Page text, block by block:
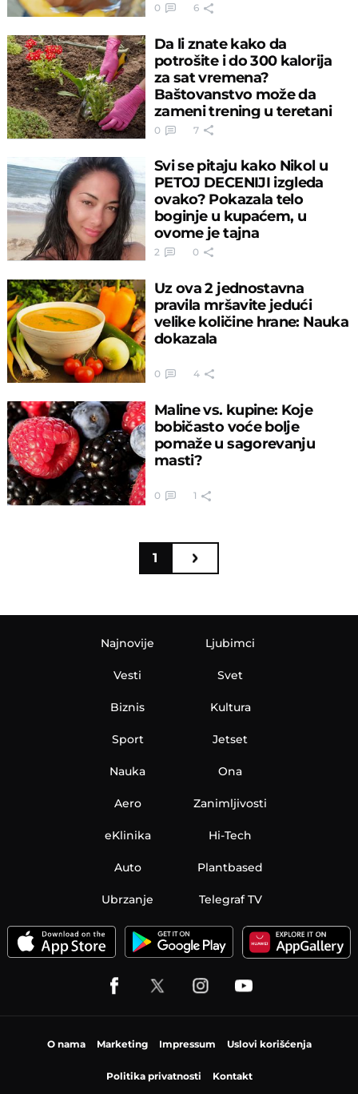
0 6
Da li znate kako da
potrošite i do 300 kalorija
za sat vremena?
Baštovanstvo može da
zameni trening u teretani
0 7
Svi se pitaju kako Nikol u
PETOJ DECENIJI izgleda
ovako? Pokazala telo
boginje u kupaćem, u
ovome je tajna
2 0
Uz ova 2 jednostavna
pravila mršavite jedući
velike količine hrane: Nauka
dokazala
0 4
Maline vs. kupine: Koje
bobičasto voće bolje
pomaže u sagorevanju
masti?
0 1
1
Najnovije
Vesti
Biznis
Sport
Nauka
Aero
Ljubimci
Svet
Kultura
Jetset
Ona
Zanimljivosti
eKlinika Hi-Tech
Auto Plantbased
Ubrzanje Telegraf TV
O nama Marketing Impressum Uslovi korišćenja
Politika privatnosti Kontakt